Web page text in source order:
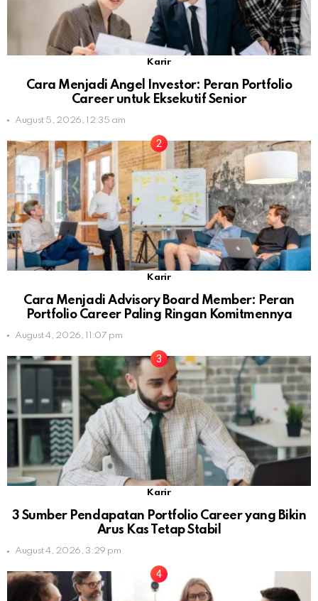
Karir
Cara Menjadi Angel Investor: Peran Portfolio
Career untuk Eksekutif Senior
August 5, 2026, 12:35 am
Karir
Cara Menjadi Advisory Board Member: Peran
Portfolio Career Paling Ringan Komitmennya
August 4, 2026, 11:07 pm
Karir
3 Sumber Pendapatan Portfolio Career yang Bikin
Arus Kas Tetap Stabil
August 4, 2026, 3:29 pm